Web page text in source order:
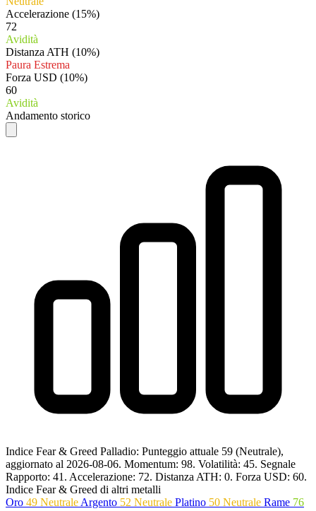
Accelerazione (15%)
72
Avidità
Distanza ATH (10%)
Paura Estrema
Forza USD (10%)
60
Avidità
Andamento storico
Indice Fear & Greed Palladio: Punteggio attuale 59 (Neutrale),
aggiornato al 2026-08-06. Momentum: 98. Volatilità: 45. Segnale
Rapporto: 41. Accelerazione: 72. Distanza ATH: 0. Forza USD: 60.
Indice Fear & Greed di altri metalli
Oro 49 Neutrale Argento 52 Neutrale Platino 50 Neutrale Rame 76